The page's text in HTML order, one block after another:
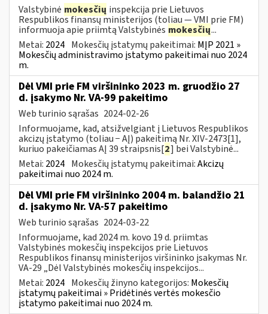
Valstybinė mokesčių inspekcija prie Lietuvos
Respublikos finansų ministerijos (toliau ― VMI prie FM)
informuoja apie priimtą Valstybinės mokesčių...
Metai: 2024 Mokesčių įstatymų pakeitimai: MĮP 2021 »
Mokesčių administravimo įstatymo pakeitimai nuo 2024
m.
Dėl VMI prie FM viršininko 2023 m. gruodžio 27
d. įsakymo Nr. VA-99 pakeitimo
Web turinio sąrašas 2024-02-26
Informuojame, kad, atsižvelgiant į Lietuvos Respublikos
akcizų įstatymo (toliau − AĮ) pakeitimą Nr. XIV-2473[1],
kuriuo pakeičiamas AĮ 39 straipsnis[2] bei Valstybinė...
Metai: 2024 Mokesčių įstatymų pakeitimai:Akcizų
pakeitimai nuo 2024 m.
Dėl VMI prie FM viršininko 2004 m. balandžio 21
d. įsakymo Nr. VA-57 pakeitimo
Web turinio sąrašas 2024-03-22
Informuojame, kad 2024 m. kovo 19 d. priimtas
Valstybinės mokesčių inspekcijos prie Lietuvos
Respublikos finansų ministerijos viršininko įsakymas Nr.
VA-29 „Dėl Valstybinės mokesčių inspekcijos...
Metai: 2024 Mokesčių žinyno kategorijos: Mokesčių
įstatymų pakeitimai » Pridėtinės vertės mokesčio
įstatymo pakeitimai nuo 2024 m.